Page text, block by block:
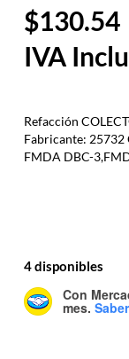
130.54
Refacción
Fabricante:
FMDA DBC-
4 disponibles
Con
mes.